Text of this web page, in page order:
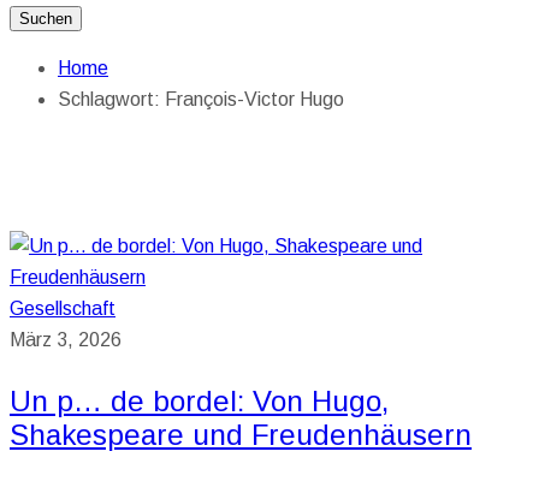
Suchen
Home
Schlagwort: François-Victor Hugo
Gesellschaft
März 3, 2026
Un p… de bordel: Von Hugo,
Shakespeare und Freudenhäusern